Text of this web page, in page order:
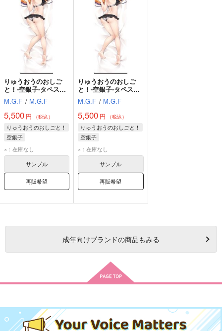
りゅうおうのおしご
と！-空銀子-タペスト
リー/掛け軸
【18003B】
M.G.F / M.G.F
5,500 円 （税込）
りゅうおうのおしごと！
空銀子
×：在庫なし
サンプル
再販希望
りゅうおうのおしご
と！-空銀子-タペスト
リー/掛け軸
【18003B】
M.G.F / M.G.F
5,500 円 （税込）
りゅうおうのおしごと！
空銀子
×：在庫なし
サンプル
再販希望
成年向けブランドの商品もみる